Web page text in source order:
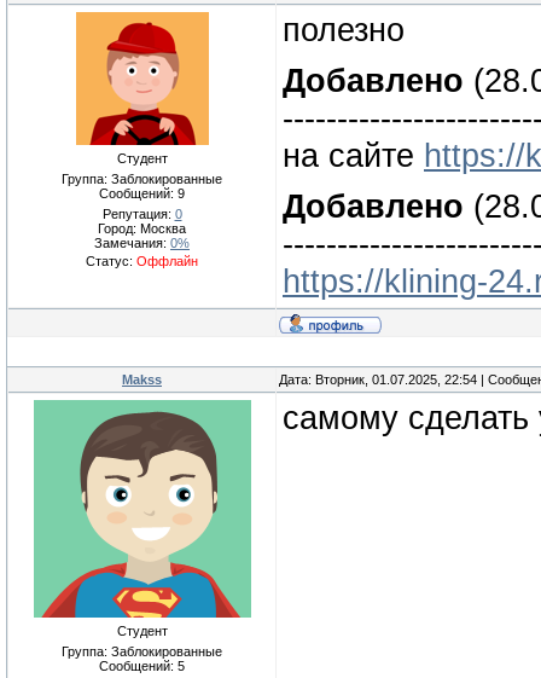
Студент
Группа: Заблокированные
Сообщений: 9
Репутация: 0
Город: Москва
Замечания: 0%
Статус: Оффлайн
полезно
Добавлено
на сайте https://
Добавлено
https://klining-
Makss Дата: Вторник, 01.07.2025, 22:54 |
Студент
Группа: Заблокированные
Сообщений: 5
самому сделать